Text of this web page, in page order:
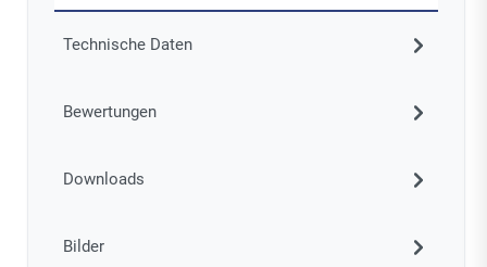
Technische Daten
Bewertungen
Downloads
Bilder